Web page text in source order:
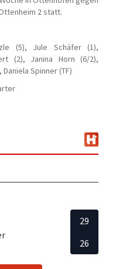
2 statt.
(5), Jule Schäfer (1),
(2), Janina Horn (6/2),
Spinner (TF)
29
26